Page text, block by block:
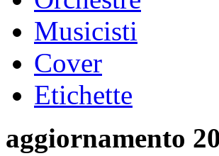
Musicisti
Cover
Etichette
aggiornamento